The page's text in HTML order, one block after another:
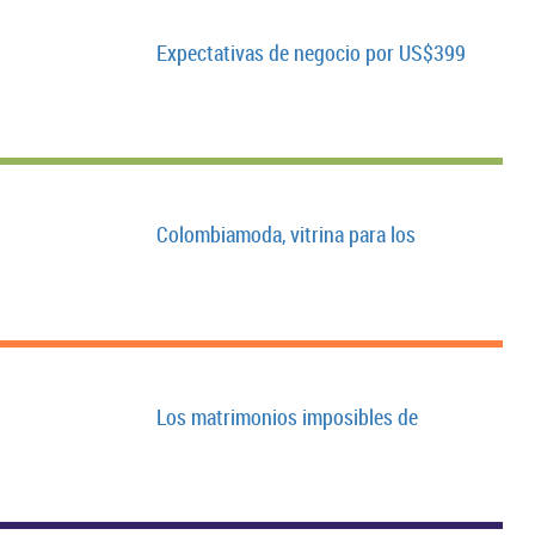
Expectativas de negocio por US$399
Colombiamoda, vitrina para los
Los matrimonios imposibles de